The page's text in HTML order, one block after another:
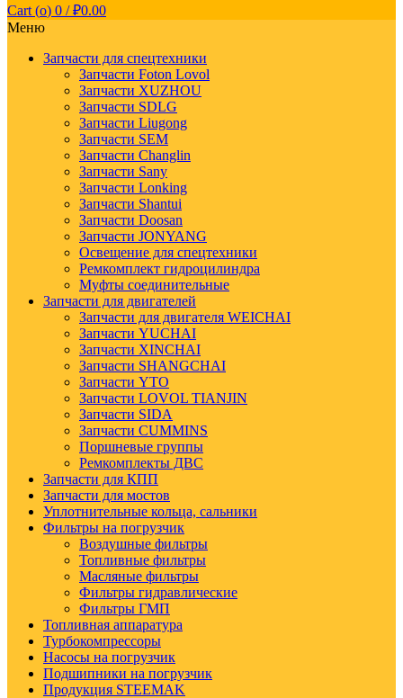
Cart (o) 0 / ₽0.00
Меню
Запчасти для спецтехники
Запчасти Foton Lovol
Запчасти XUZHOU
Запчасти SDLG
Запчасти Liugong
Запчасти SEM
Запчасти Changlin
Запчасти Sany
Запчасти Lonking
Запчасти Shantui
Запчасти Doosan
Запчасти JONYANG
Освещение для спецтехники
Ремкомплект гидроцилиндра
Муфты соединительные
Запчасти для двигателей
Запчасти для двигателя WEICHAI
Запчасти YUCHAI
Запчасти XINCHAI
Запчасти SHANGCHAI
Запчасти YTO
Запчасти LOVOL TIANJIN
Запчасти SIDA
Запчасти CUMMINS
Поршневые группы
Ремкомплекты ДВС
Запчасти для КПП
Запчасти для мостов
Уплотнительные кольца, сальники
Фильтры на погрузчик
Воздушные фильтры
Топливные фильтры
Масляные фильтры
Фильтры гидравлические
Фильтры ГМП
Топливная аппаратура
Турбокомпрессоры
Насосы на погрузчик
Подшипники на погрузчик
Продукция STEEMAK